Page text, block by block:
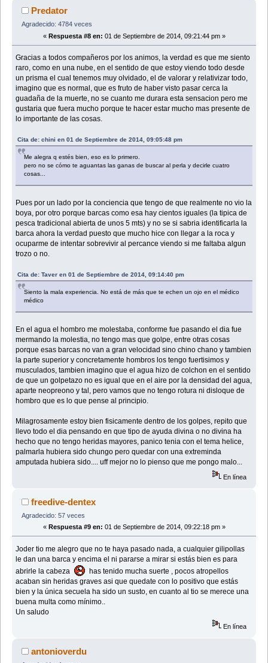
Predator
Agradecido: 4784 veces
« Respuesta #8 en: 01 de Septiembre de 2014, 09:21:44 pm »
Gracias a todos compañeros por los animos, la verdad es que me siento
raro, como en una nube, en el sentido de que estoy viendo todo desde
un prisma el cual tenemos muy olvidado, el de valorar y relativizar todo,
imagino que es normal, que es fruto de haber visto pasar cerca la
guadaña de la muerte, no se cuanto me durara esta sensacion pero me
gustaria que fuera mucho porque te hacer estar mucho mas presente de
lo importante de las cosas.
Cita de: chini en 01 de Septiembre de 2014, 09:05:48 pm
Me alegra q estés bien, eso es lo primero.
pero no se cómo te aguantas las ganas de buscar al perla y decirle cuatro
cosas...
Pues por un lado por la conciencia que tengo de que realmente no vio la
boya, por otro porque barcas como esa hay cientos iguales (la tipica de
pesca tradicional abierta de unos 5 mts) y no se si sabria identificarla la
barca ahora la verdad puesto que mucho hice con llegar a la roca y
ocuparme de intentar sobrevivir al percance viendo si me faltaba algun
trozo o no.
Cita de: Taver en 01 de Septiembre de 2014, 09:14:40 pm
Siento la mala experiencia. No está de más que te echen un ojo en el médico
médico
En el agua el hombro me molestaba, conforme fue pasando el dia fue
mermando la molestia, no tengo mas que golpe, entre otras cosas
porque esas barcas no van a gran velocidad sino chino chano y tambien
la parte superior y concretamente hombros los tengo fuertisimos y
musculados, tambien imagino que el agua hizo de colchon en el sentido
de que un golpetazo no es igual que en el aire por la densidad del agua,
aparte neopreono y tal, pero vamos que no tengo rotura ni disloque de
hombro que es lo que pense al principio.
Milagrosamente estoy bien fisicamente dentro de los golpes, repito que
llevo todo el dia pensando en que tipo de ayuda divina o no divina ha
hecho que no tengo heridas mayores, panico tenia con el tema helice,
palmarla hubiera sido chungo pero quedar con una extreminda
amputada hubiera sido.... uff mejor no lo pienso que me pongo malo...
En línea
freedive-dentex
Agradecido: 57 veces
« Respuesta #9 en: 01 de Septiembre de 2014, 09:22:18 pm »
Joder tio me alegro que no te haya pasado nada, a cualquier gilipollas
le dan una barca y encima el ni pararse a mirar si estás bien es para
abrirle la cabeza
has tenido mucha suerte , pocos atropellos
acaban sin heridas graves asi que quedate con lo positivo que estás
bien y la única secuela ha sido un susto, en cuanto al tio se merece una
buena multa como mínimo..
Un saludo
En línea
antonioverdu